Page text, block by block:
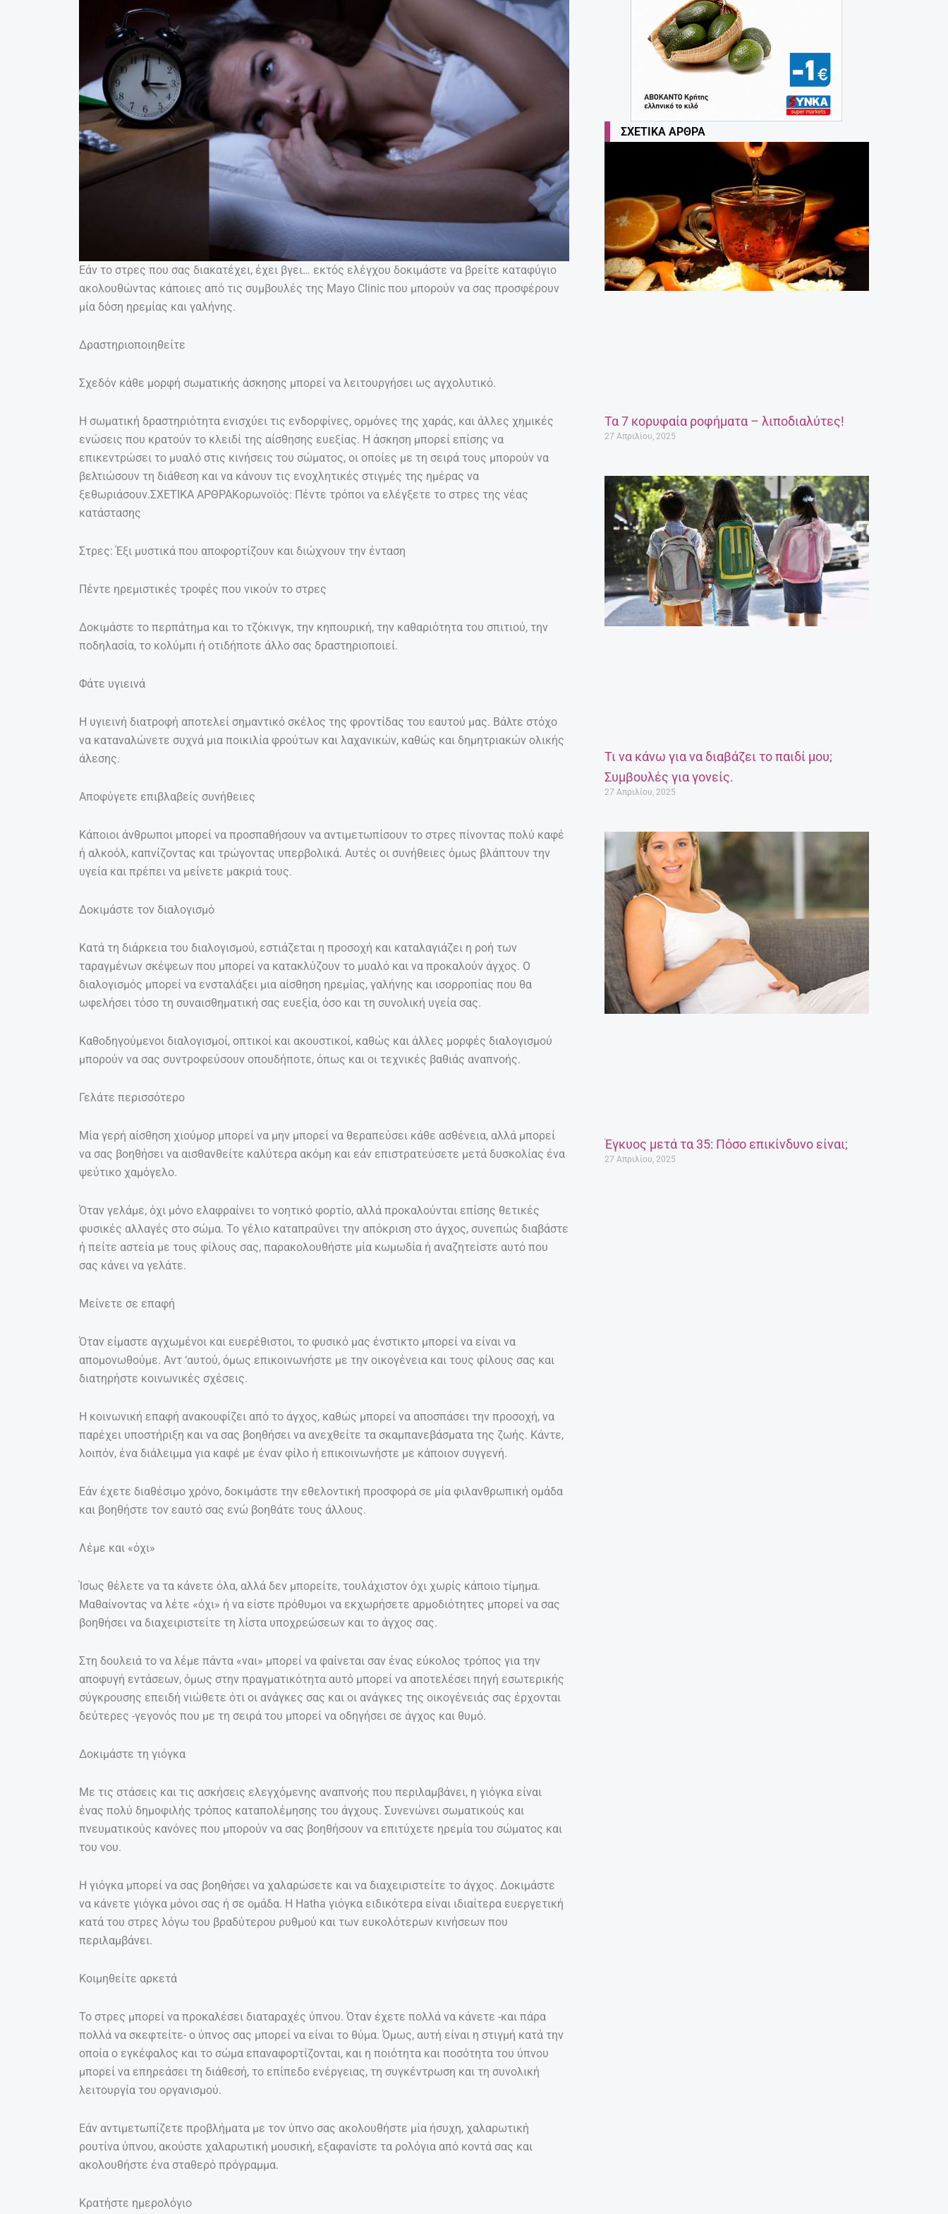
Εάν το στρες που σας διακατέχει, έχει βγει… εκτός ελέγχου δοκιμάστε να βρείτε καταφύγιο
ακολουθώντας κάποιες από τις συμβουλές της Mayo Clinic που μπορούν να σας προσφέρουν
μία δόση ηρεμίας και γαλήνης.
Δραστηριοποιηθείτε
Σχεδόν κάθε μορφή σωματικής άσκησης μπορεί να λειτουργήσει ως αγχολυτικό.
Η σωματική δραστηριότητα ενισχύει τις ενδορφίνες, ορμόνες της χαράς, και άλλες χημικές
ενώσεις που κρατούν το κλειδί της αίσθησης ευεξίας. Η άσκηση μπορεί επίσης να
επικεντρώσει το μυαλό στις κινήσεις του σώματος, οι οποίες με τη σειρά τους μπορούν να
βελτιώσουν τη διάθεση και να κάνουν τις ενοχλητικές στιγμές της ημέρας να
ξεθωριάσουν.ΣΧΕΤΙΚΑ ΑΡΘΡΑΚορωνοϊός: Πέντε τρόποι να ελέγξετε το στρες της νέας
κατάστασης
Στρες: Έξι μυστικά που αποφορτίζουν και διώχνουν την ένταση
Πέντε ηρεμιστικές τροφές που νικούν το στρες
Δοκιμάστε το περπάτημα και το τζόκινγκ, την κηπουρική, την καθαριότητα του σπιτιού, την
ποδηλασία, το κολύμπι ή οτιδήποτε άλλο σας δραστηριοποιεί.
Φάτε υγιεινά
Η υγιεινή διατροφή αποτελεί σημαντικό σκέλος της φροντίδας του εαυτού μας. Βάλτε στόχο
να καταναλώνετε συχνά μια ποικιλία φρούτων και λαχανικών, καθώς και δημητριακών ολικής
άλεσης.
Αποφύγετε επιβλαβείς συνήθειες
Κάποιοι άνθρωποι μπορεί να προσπαθήσουν να αντιμετωπίσουν το στρες πίνοντας πολύ καφέ
ή αλκοόλ, καπνίζοντας και τρώγοντας υπερβολικά. Αυτές οι συνήθειες όμως βλάπτουν την
υγεία και πρέπει να μείνετε μακριά τους.
Δοκιμάστε τον διαλογισμό
Κατά τη διάρκεια του διαλογισμού, εστιάζεται η προσοχή και καταλαγιάζει η ροή των
ταραγμένων σκέψεων που μπορεί να κατακλύζουν το μυαλό και να προκαλούν άγχος. Ο
διαλογισμός μπορεί να ενσταλάξει μια αίσθηση ηρεμίας, γαλήνης και ισορροπίας που θα
ωφελήσει τόσο τη συναισθηματική σας ευεξία, όσο και τη συνολική υγεία σας.
Καθοδηγούμενοι διαλογισμοί, οπτικοί και ακουστικοί, καθώς και άλλες μορφές διαλογισμού
μπορούν να σας συντροφεύσουν οπουδήποτε, όπως και οι τεχνικές βαθιάς αναπνοής.
Γελάτε περισσότερο
Μία γερή αίσθηση χιούμορ μπορεί να μην μπορεί να θεραπεύσει κάθε ασθένεια, αλλά μπορεί
να σας βοηθήσει να αισθανθείτε καλύτερα ακόμη και εάν επιστρατεύσετε μετά δυσκολίας ένα
ψεύτικο χαμόγελο.
Όταν γελάμε, όχι μόνο ελαφραίνει το νοητικό φορτίο, αλλά προκαλούνται επίσης θετικές
φυσικές αλλαγές στο σώμα. Το γέλιο καταπραΰνει την απόκριση στο άγχος, συνεπώς διαβάστε
ή πείτε αστεία με τους φίλους σας, παρακολουθήστε μία κωμωδία ή αναζητείστε αυτό που
σας κάνει να γελάτε.
Μείνετε σε επαφή
Όταν είμαστε αγχωμένοι και ευερέθιστοι, το φυσικό μας ένστικτο μπορεί να είναι να
απομονωθούμε. Αντ ‘αυτού, όμως επικοινωνήστε με την οικογένεια και τους φίλους σας και
διατηρήστε κοινωνικές σχέσεις.
Η κοινωνική επαφή ανακουφίζει από το άγχος, καθώς μπορεί να αποσπάσει την προσοχή, να
παρέχει υποστήριξη και να σας βοηθήσει να ανεχθείτε τα σκαμπανεβάσματα της ζωής. Κάντε,
λοιπόν, ένα διάλειμμα για καφέ με έναν φίλο ή επικοινωνήστε με κάποιον συγγενή.
Εάν έχετε διαθέσιμο χρόνο, δοκιμάστε την εθελοντική προσφορά σε μία φιλανθρωπική ομάδα
και βοηθήστε τον εαυτό σας ενώ βοηθάτε τους άλλους.
Λέμε και «όχι»
Ίσως θέλετε να τα κάνετε όλα, αλλά δεν μπορείτε, τουλάχιστον όχι χωρίς κάποιο τίμημα.
Μαθαίνοντας να λέτε «όχι» ή να είστε πρόθυμοι να εκχωρήσετε αρμοδιότητες μπορεί να σας
βοηθήσει να διαχειριστείτε τη λίστα υποχρεώσεων και το άγχος σας.
Στη δουλειά το να λέμε πάντα «ναι» μπορεί να φαίνεται σαν ένας εύκολος τρόπος για την
αποφυγή εντάσεων, όμως στην πραγματικότητα αυτό μπορεί να αποτελέσει πηγή εσωτερικής
σύγκρουσης επειδή νιώθετε ότι οι ανάγκες σας και οι ανάγκες της οικογένειάς σας έρχονται
δεύτερες -γεγονός που με τη σειρά του μπορεί να οδηγήσει σε άγχος και θυμό.
Δοκιμάστε τη γιόγκα
Με τις στάσεις και τις ασκήσεις ελεγχόμενης αναπνοής που περιλαμβάνει, η γιόγκα είναι
ένας πολύ δημοφιλής τρόπος καταπολέμησης του άγχους. Συνενώνει σωματικούς και
πνευματικούς κανόνες που μπορούν να σας βοηθήσουν να επιτύχετε ηρεμία του σώματος και
του νου.
Η γιόγκα μπορεί να σας βοηθήσει να χαλαρώσετε και να διαχειριστείτε το άγχος. Δοκιμάστε
να κάνετε γιόγκα μόνοι σας ή σε ομάδα. Η Hatha γιόγκα ειδικότερα είναι ιδιαίτερα ευεργετική
κατά του στρες λόγω του βραδύτερου ρυθμού και των ευκολότερων κινήσεων που
περιλαμβάνει.
Κοιμηθείτε αρκετά
Το στρες μπορεί να προκαλέσει διαταραχές ύπνου. Όταν έχετε πολλά να κάνετε -και πάρα
πολλά να σκεφτείτε- ο ύπνος σας μπορεί να είναι το θύμα. Όμως, αυτή είναι η στιγμή κατά την
οποία ο εγκέφαλος και το σώμα επαναφορτίζονται, και η ποιότητα και ποσότητα του ύπνου
μπορεί να επηρεάσει τη διάθεσή, το επίπεδο ενέργειας, τη συγκέντρωση και τη συνολική
λειτουργία του οργανισμού.
Εάν αντιμετωπίζετε προβλήματα με τον ύπνο σας ακολουθήστε μία ήσυχη, χαλαρωτική
ρουτίνα ύπνου, ακούστε χαλαρωτική μουσική, εξαφανίστε τα ρολόγια από κοντά σας και
ακολουθήστε ένα σταθερό πρόγραμμα.
Κρατήστε ημερολόγιο
ΣΧΕΤΙΚΆ ΆΡΘΡΑ
Τα 7 κορυφαία ροφήματα – λιποδιαλύτες!
27 Απριλίου, 2025
Τι να κάνω για να διαβάζει το παιδί μου;
Συμβουλές για γονείς.
27 Απριλίου, 2025
Έγκυος μετά τα 35: Πόσο επικίνδυνο είναι;
27 Απριλίου, 2025